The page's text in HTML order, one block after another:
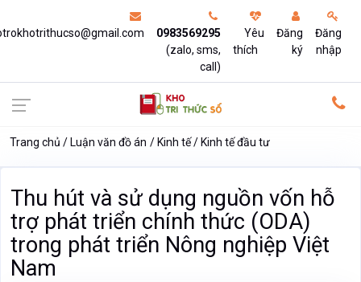
0983569295
(zalo, sms,
call)
Yêu
thích
Đăng
ký
Đăng
nhập
Trang chủ Luận văn đồ án Kinh tế Kinh tế đầu tư
Thu hút và sử dụng nguồn vốn hỗ
trợ phát triển chính thức (ODA)
trong phát triển Nông nghiệp Việt
Nam